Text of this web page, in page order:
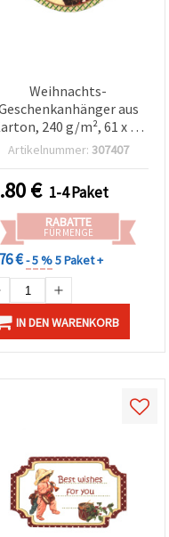
Weihnachts-
aus
240 g/m², 61 x 41
mm – 5er-Set
Artikelnummer: 307407
€ 1-4 Paket
RABATTE
FÜR MENGE
€- 5 %5 Paket +
IN DEN WARENKORB